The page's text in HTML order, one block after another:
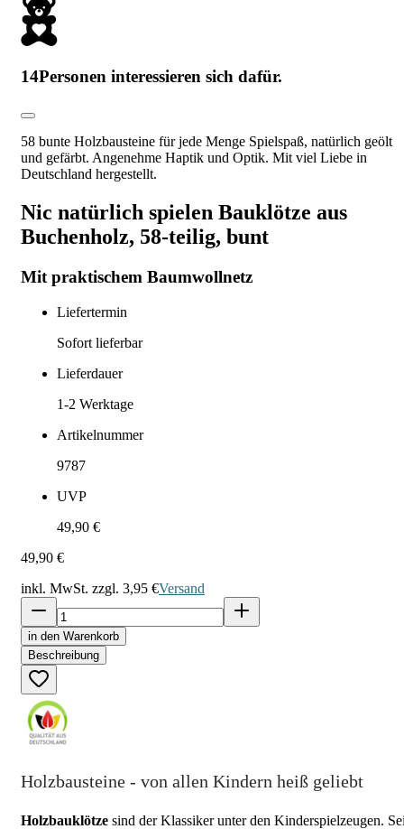
14Personen interessieren sich dafür.
58 bunte Holzbausteine für jede Menge Spielspaß, natürlich geölt
und gefärbt. Angenehme Haptik und Optik. Mit viel Liebe in
Deutschland hergestellt.
Nic natürlich spielen Bauklötze aus
Buchenholz, 58-teilig, bunt
Mit praktischem Baumwollnetz
Liefertermin
Sofort lieferbar
Lieferdauer
1-2 Werktage
Artikelnummer
9787
UVP
49,90 €
49,90 €
inkl. MwSt. zzgl. 3,95 €Versand
in den Warenkorb
Beschreibung
Holzbausteine - von allen Kindern heiß geliebt
Holzbauklötze sind der Klassiker unter den Kinderspielzeugen.